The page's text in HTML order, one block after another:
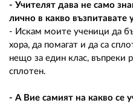
- Учителят дава не само
лично в какво възпитавате
- Искам моите ученици да
хора, да помагат и да са
нещо за един клас, въпреки
сплотен.
- А Вие самият на какво се